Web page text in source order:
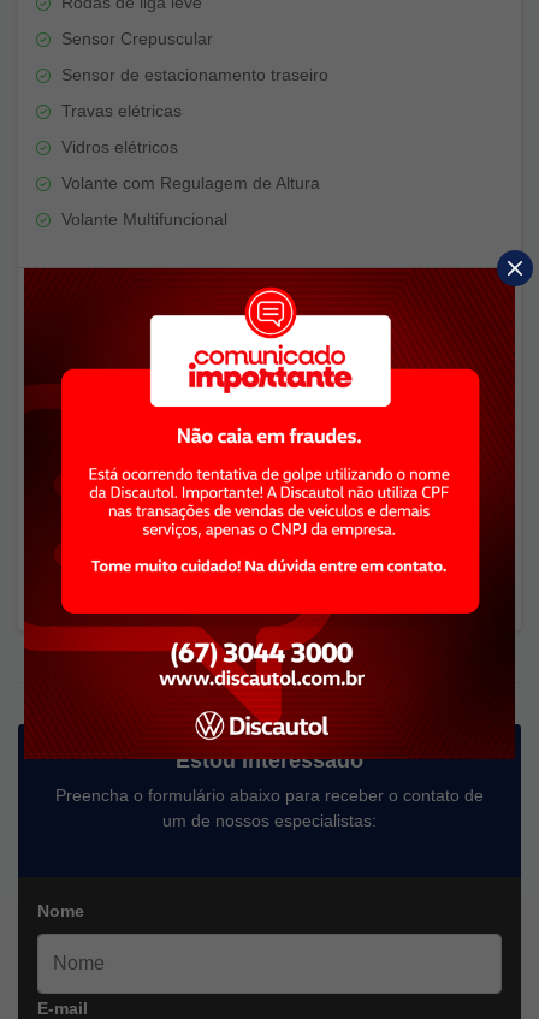
Sensor Crepuscular
Sensor de estacionamento traseiro
Travas elétricas
Vidros elétricos
Volante com Regulagem de Altura
Volante Multifuncional
Mais Informações
Aceitamos seu veículo ou moto como entrada. Financiamos
em até 60x, parcelamos a entrada em 21x no cartão de
Aceitamos seu veículo como entrada, financiamos o restante
de maneira facilitada! Venha até a nossa loja ou envie
intenção online para conhecer o veículo e ser atendido por
um de nossos consultores de vendas.
Estou Interessado
Preencha o formulário abaixo para receber o contato de
um de nossos especialistas:
Nome
E-mail